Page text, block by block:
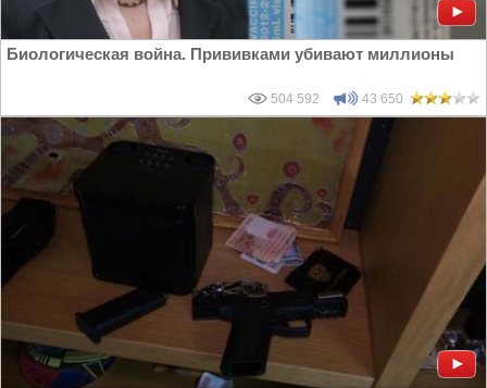
Биологическая война. Прививками убивают миллионы
504 592 43 650